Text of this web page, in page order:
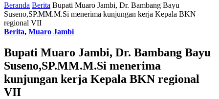
Beranda Berita Bupati Muaro Jambi, Dr. Bambang Bayu
Suseno,SP.MM.M.Si menerima kunjungan kerja Kepala BKN
regional VII
Berita, Muaro Jambi
Bupati Muaro Jambi, Dr. Bambang Bayu
Suseno,SP.MM.M.Si menerima
kunjungan kerja Kepala BKN regional
VII